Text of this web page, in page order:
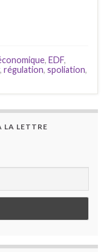
, EDF,
, régulation, spoliation,
LA LETTRE